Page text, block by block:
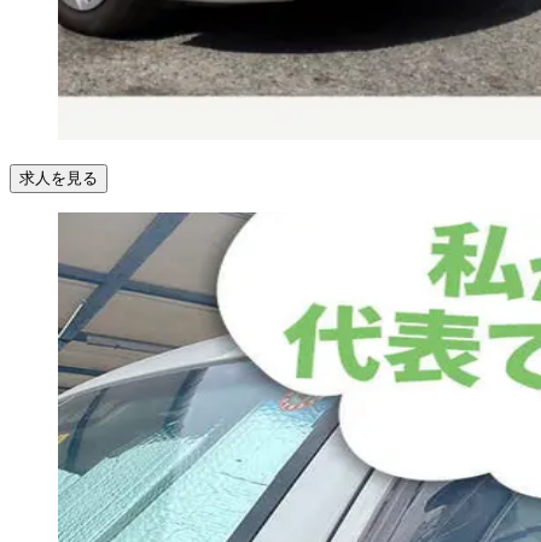
求人を見る